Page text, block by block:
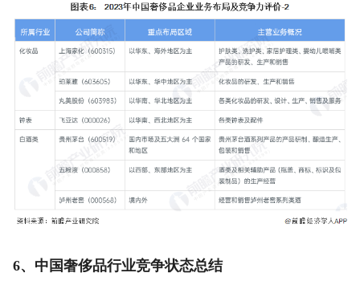
6、中国奢侈品行业竞争状态总结